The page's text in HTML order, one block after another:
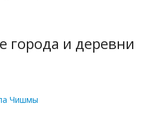
города и деревни
Чишмы